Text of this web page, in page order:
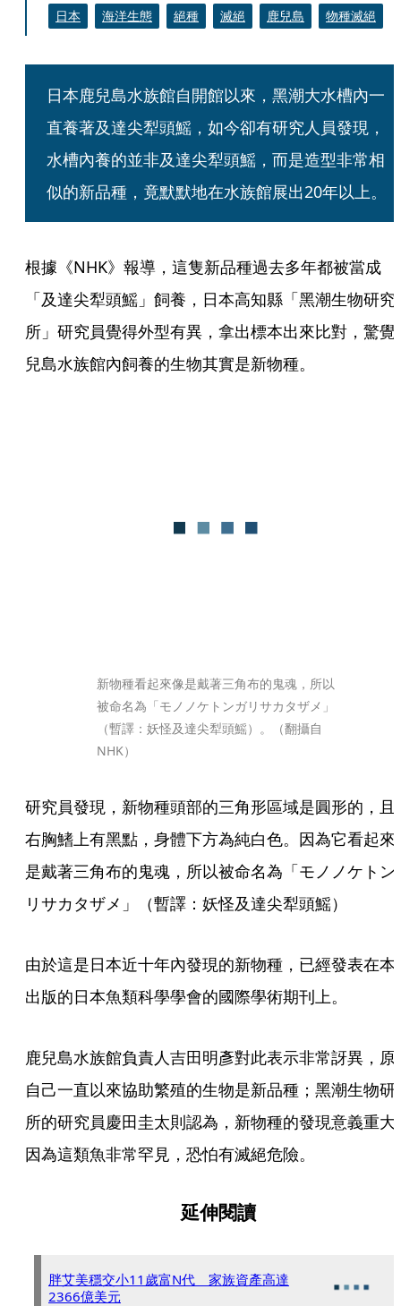
日本 海洋生態 絕種 滅絕 鹿兒島 物種滅絕
日本鹿兒島水族館自開館以來，黑潮大水槽內一
直養著及達尖犁頭鰩，如今卻有研究人員發現，
水槽內養的並非及達尖犁頭鰩，而是造型非常相
似的新品種，竟默默地在水族館展出20年以上。
根據《NHK》報導，這隻新品種過去多年都被當成
「及達尖犁頭鰩」飼養，日本高知縣「黑潮生物研究
所」研究員覺得外型有異，拿出標本出來比對，驚覺
兒島水族館內飼養的生物其實是新物種。
新物種看起來像是戴著三角布的鬼魂，所以
被命名為「モノノケトンガリサカタザメ」
（暫譯：妖怪及達尖犁頭鰩）。（翻攝自
NHK）
研究員發現，新物種頭部的三角形區域是圓形的，且
右胸鰭上有黑點，身體下方為純白色。因為它看起來
是戴著三角布的鬼魂，所以被命名為「モノノケトン
リサカタザメ」（暫譯：妖怪及達尖犁頭鰩）
由於這是日本近十年內發現的新物種，已經發表在本
出版的日本魚類科學學會的國際學術期刊上。
鹿兒島水族館負責人吉田明彥對此表示非常訝異，原
自己一直以來協助繁殖的生物是新品種；黑潮生物研
所的研究員慶田圭太則認為，新物種的發現意義重大
因為這類魚非常罕見，恐怕有滅絕危險。
延伸閱讀
胖艾美穩交小11歲富N代 家族資產高達
2366億美元